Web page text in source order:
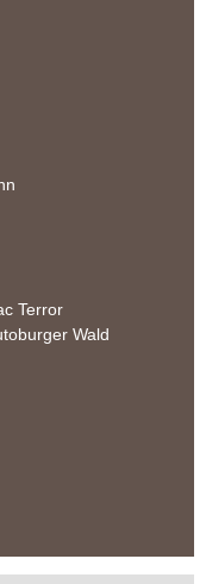
Terror
Wald